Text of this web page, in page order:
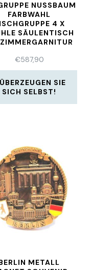
NUSSBAUM
FARBWAHL
4 X
SÄULENTISCH
€587,90
ÜBERZEUGEN SIE
SICH SELBST!
METALL